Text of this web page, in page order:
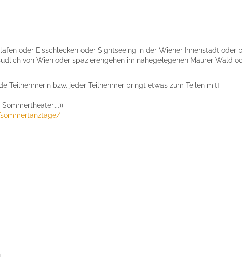
oder Eisschlecken oder Sightseeing in der Wiener Innenstadt oder
von Wien oder spazierengehen im nahegelegenen Maurer Wald
Teilnehmerin bzw. jeder Teilnehmer bringt etwas zum Teilen mit]